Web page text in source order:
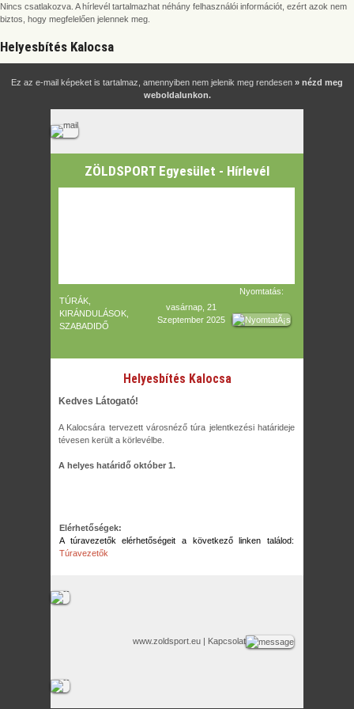
Nincs csatlakozva. A hírlevél tartalmazhat néhány felhasználói információt, ezért azok nem
biztos, hogy megfelelően jelennek meg.
Helyesbítés Kalocsa
Ez az e-mail képeket is tartalmaz, amennyiben nem jelenik meg rendesen » nézd meg
weboldalunkon.
ZÖLDSPORT Egyesület - Hírlevél
TÚRÁK,
KIRÁNDULÁSOK,
SZABADIDŐ
vasárnap, 21
Szeptember 2025
Nyomtatás:
Helyesbítés Kalocsa
Kedves Látogató!
A Kalocsára tervezett városnéző túra jelentkezési határideje
tévesen került a körlevélbe.
A helyes határidő október 1.
Elérhetőségek:
A túravezetők elérhetőségeit a következő linken találod:
Túravezetők
www.zoldsport.eu | Kapcsolat